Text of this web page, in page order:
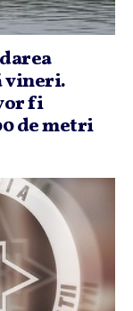
vineri.
fi
de metri